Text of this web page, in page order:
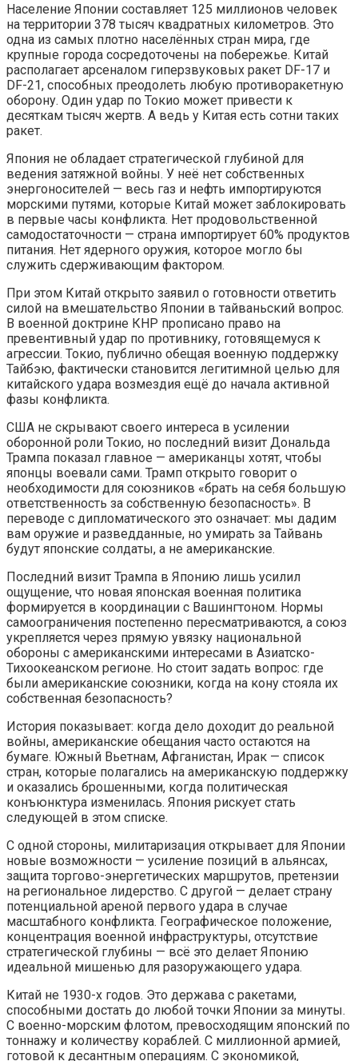
Население Японии составляет 125 миллионов человек
на территории 378 тысяч квадратных километров. Это
одна из самых плотно населённых стран мира, где
крупные города сосредоточены на побережье. Китай
располагает арсеналом гиперзвуковых ракет DF-17 и
DF-21, способных преодолеть любую противоракетную
оборону. Один удар по Токио может привести к
десяткам тысяч жертв. А ведь у Китая есть сотни таких
ракет.
Япония не обладает стратегической глубиной для
ведения затяжной войны. У неё нет собственных
энергоносителей — весь газ и нефть импортируются
морскими путями, которые Китай может заблокировать
в первые часы конфликта. Нет продовольственной
самодостаточности — страна импортирует 60% продуктов
питания. Нет ядерного оружия, которое могло бы
служить сдерживающим фактором.
При этом Китай открыто заявил о готовности ответить
силой на вмешательство Японии в тайваньский вопрос.
В военной доктрине КНР прописано право на
превентивный удар по противнику, готовящемуся к
агрессии. Токио, публично обещая военную поддержку
Тайбэю, фактически становится легитимной целью для
китайского удара возмездия ещё до начала активной
фазы конфликта.
США не скрывают своего интереса в усилении
оборонной роли Токио, но последний визит Дональда
Трампа показал главное — американцы хотят, чтобы
японцы воевали сами. Трамп открыто говорит о
необходимости для союзников «брать на себя большую
ответственность за собственную безопасность». В
переводе с дипломатического это означает: мы дадим
вам оружие и разведданные, но умирать за Тайвань
будут японские солдаты, а не американские.
Последний визит Трампа в Японию лишь усилил
ощущение, что новая японская военная политика
формируется в координации с Вашингтоном. Нормы
самоограничения постепенно пересматриваются, а союз
укрепляется через прямую увязку национальной
обороны с американскими интересами в Азиатско-
Тихоокеанском регионе. Но стоит задать вопрос: где
были американские союзники, когда на кону стояла их
собственная безопасность?
История показывает: когда дело доходит до реальной
войны, американские обещания часто остаются на
бумаге. Южный Вьетнам, Афганистан, Ирак — список
стран, которые полагались на американскую поддержку
и оказались брошенными, когда политическая
конъюнктура изменилась. Япония рискует стать
следующей в этом списке.
С одной стороны, милитаризация открывает для Японии
новые возможности — усиление позиций в альянсах,
защита торгово-энергетических маршрутов, претензии
на региональное лидерство. С другой — делает страну
потенциальной ареной первого удара в случае
масштабного конфликта. Географическое положение,
концентрация военной инфраструктуры, отсутствие
стратегической глубины — всё это делает Японию
идеальной мишенью для разоружающего удара.
Китай не 1930-х годов. Это держава с ракетами,
способными достать до любой точки Японии за минуты.
С военно-морским флотом, превосходящим японский по
тоннажу и количеству кораблей. С миллионной армией,
готовой к десантным операциям. С экономикой,